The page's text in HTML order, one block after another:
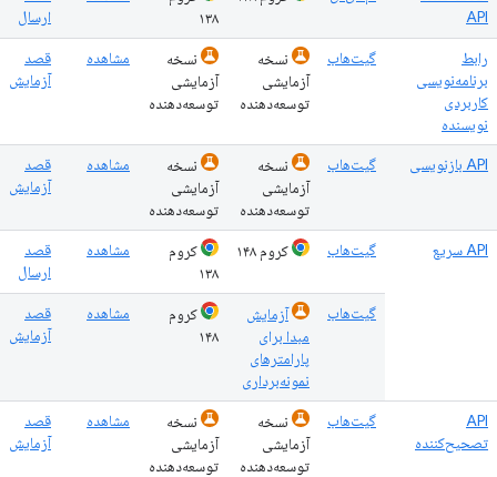
API
۱۳۸
ارسال
رابط
برنامه‌نویسی
کاربردی
نویسنده
گیت‌هاب
نسخه
آزمایشی
توسعه‌دهنده
نسخه
آزمایشی
توسعه‌دهنده
مشاهده
قصد
آزمایش
API بازنویسی گیت‌هاب
نسخه
آزمایشی
توسعه‌دهنده
نسخه
آزمایشی
توسعه‌دهنده
مشاهده
قصد
آزمایش
API سریع گیت‌هاب کروم ۱۴۸
کروم
۱۳۸
مشاهده
قصد
ارسال
گیت‌هاب
آزمایش
مبدا برای
پارامترهای
نمونه‌برداری
کروم
۱۴۸
مشاهده
قصد
آزمایش
API
تصحیح‌کننده
گیت‌هاب
نسخه
آزمایشی
توسعه‌دهنده
نسخه
آزمایشی
توسعه‌دهنده
مشاهده
قصد
آزمایش